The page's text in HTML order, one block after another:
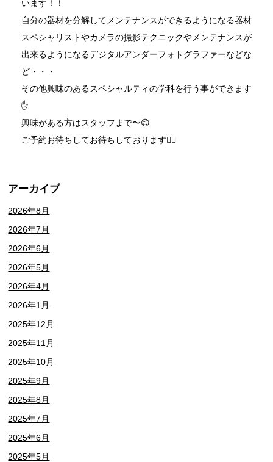
います！！
自分の器材を分解してメンテナンスができるようになる器材
スペシャリストやカメラの撮影テクニックやメンテナンスが
出来るようになるデジタルアンダーフォトグラファーなどな
ど・・・
その他興味のあるスペシャルティの学科を行う事ができます
✋
興味がある方はスタッフまで〜😊
ご予約お待ちしてお待ちしております🙇‍♀️
アーカイブ
2026年8月
2026年7月
2026年6月
2026年5月
2026年4月
2026年1月
2025年12月
2025年11月
2025年10月
2025年9月
2025年8月
2025年7月
2025年6月
2025年5月